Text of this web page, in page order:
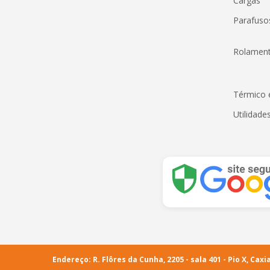
Térmico
Endereço: R. Flôres da Cunha, 2205 - sala 401 - Pio X,